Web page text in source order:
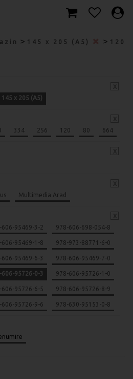
> 145 x 205 (A5) > 120
145 x 205 (A5)
334 256 120 80 664
Multimedia Arad
606-95469-3-2 978-606-698-054-8
606-95469-1-8 978-973-88771-6-0
606-95469-6-3 978-606-95469-7-0
606-95726-0-3 978-606-95726-1-0
606-95726-6-5 978-606-95726-8-9
606-95726-9-6 978-630-95153-0-8